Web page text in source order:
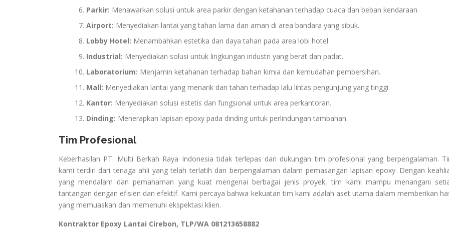
Parkir: Menawarkan solusi untuk area parkir dengan ketahanan terhadap cuaca dan beban kendaraan.
Airport: Menyediakan lantai yang tahan lama dan aman di area bandara yang sibuk.
Lobby Hotel: Menambahkan estetika dan daya tahan pada area lobi hotel.
Industrial: Menyediakan solusi untuk lingkungan industri yang berat dan padat.
Laboratorium: Menjamin ketahanan terhadap bahan kimia dan kemudahan pembersihan.
Mall: Menyediakan lantai yang menarik dan tahan terhadap lalu lintas pengunjung yang tinggi.
Kantor: Menyediakan solusi estetis dan fungsional untuk area perkantoran.
Dinding: Menerapkan lapisan epoxy pada dinding untuk perlindungan tambahan.
Tim Profesional
Keberhasilan PT. Multi Berkah Raya Indonesia tidak terlepas dari dukungan tim profesional yang berpengalaman.
kami terdiri dari tenaga ahli yang telah terlatih dan berpengalaman dalam pemasangan lapisan epoxy. Dengan
yang mendalam dan pemahaman yang kuat mengenai berbagai jenis proyek, tim kami mampu menangani
tantangan dengan efisien dan efektif. Kami percaya bahwa kekuatan tim kami adalah aset utama dalam memberikan
yang memuaskan dan memenuhi ekspektasi klien.
Kontraktor Epoxy Lantai Cirebon, TLP/WA 081213658882